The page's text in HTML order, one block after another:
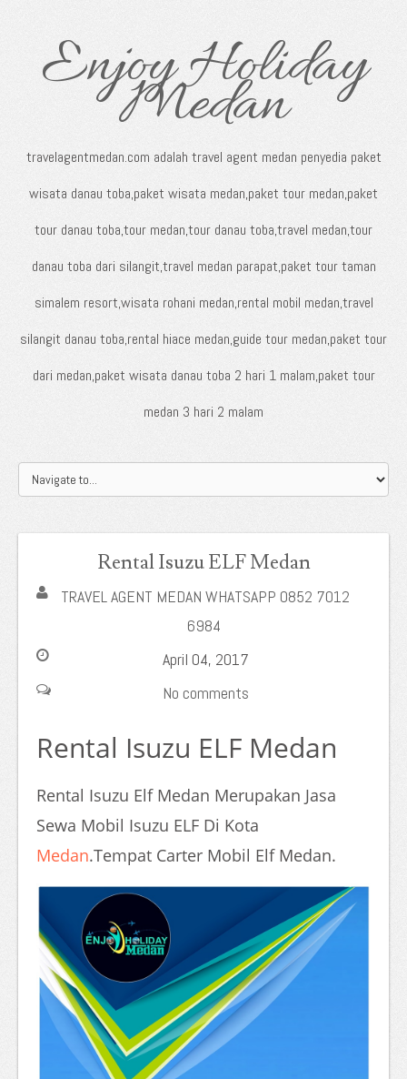
Enjoy Holiday
Medan
travelagentmedan.com adalah travel agent medan penyedia paket
wisata danau toba,paket wisata medan,paket tour medan,paket
tour danau toba,tour medan,tour danau toba,travel medan,tour
danau toba dari silangit,travel medan parapat,paket tour taman
simalem resort,wisata rohani medan,rental mobil medan,travel
silangit danau toba,rental hiace medan,guide tour medan,paket tour
dari medan,paket wisata danau toba 2 hari 1 malam,paket tour
medan 3 hari 2 malam
Rental Isuzu ELF Medan
TRAVEL AGENT MEDAN WHATSAPP 0852 7012
6984
April 04, 2017
No comments
Rental Isuzu ELF Medan
Rental Isuzu Elf Medan Merupakan Jasa
Sewa Mobil Isuzu ELF Di Kota
Medan.Tempat Carter Mobil Elf Medan.